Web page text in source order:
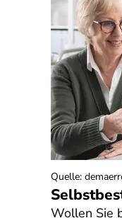
Wollen Sie
Quelle: